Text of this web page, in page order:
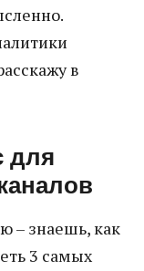
в
для
– знаешь, как
3 самых